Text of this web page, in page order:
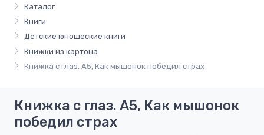
Каталог
Книги
Детские юношеские книги
Книжки из картона
Книжка с глаз. А5, Как мышонок победил страх
Книжка с глаз. А5, Как мышонок
победил страх